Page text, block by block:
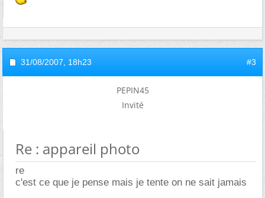
31/08/2007, 18h23 #3
PEPIN45
Invité
Re : appareil photo
re
c'est ce que je pense mais je tente on ne sait jamais